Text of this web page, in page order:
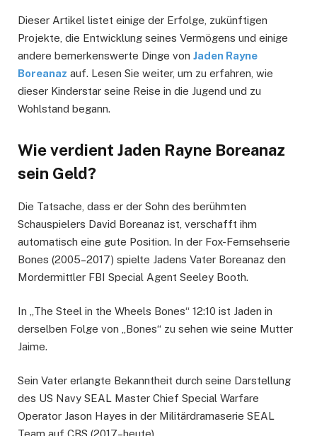
Dieser Artikel listet einige der Erfolge, zukünftigen
Projekte, die Entwicklung seines Vermögens und einige
andere bemerkenswerte Dinge von Jaden Rayne
Boreanaz auf. Lesen Sie weiter, um zu erfahren, wie
dieser Kinderstar seine Reise in die Jugend und zu
Wohlstand begann.
Wie verdient Jaden Rayne Boreanaz
sein Geld?
Die Tatsache, dass er der Sohn des berühmten
Schauspielers David Boreanaz ist, verschafft ihm
automatisch eine gute Position. In der Fox-Fernsehserie
Bones (2005–2017) spielte Jadens Vater Boreanaz den
Mordermittler FBI Special Agent Seeley Booth.
In „The Steel in the Wheels Bones“ 12:10 ist Jaden in
derselben Folge von „Bones“ zu sehen wie seine Mutter
Jaime.
Sein Vater erlangte Bekanntheit durch seine Darstellung
des US Navy SEAL Master Chief Special Warfare
Operator Jason Hayes in der Militärdramaserie SEAL
Team auf CBS (2017–heute).